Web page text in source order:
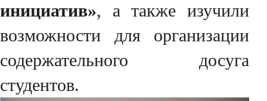
инициатив», а также изучили
возможности для организации
содержательного досуга
студентов.